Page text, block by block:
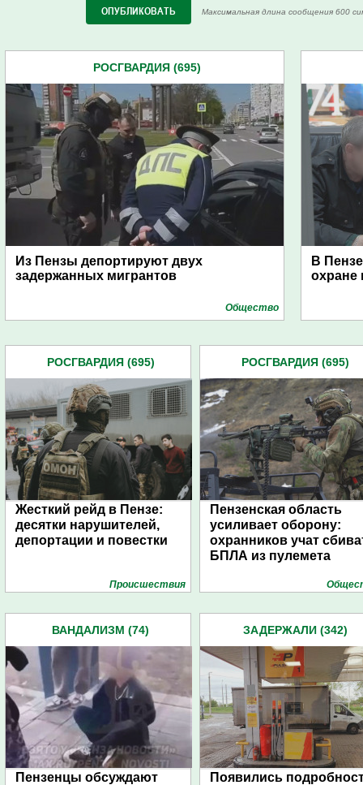
Максимальная длина сообщения 600
РОСГВАРДИЯ (695)
Из Пензы депортируют двух
задержанных мигрантов
Общество
В
охране
РОСГВАРДИЯ (695)
Жесткий рейд в Пензе:
десятки нарушителей,
депортации и повестки
Проиcшествия
РОСГВАРДИЯ (695)
Пензенская область
усиливает оборону:
охранников учат
БПЛА из пулемета
ВАНДАЛИЗМ (74)
Пензенцы обсуждают
ЗАДЕРЖАЛИ (342)
Появились